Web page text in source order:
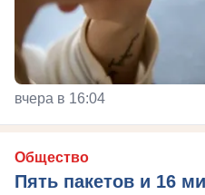
вчера в 16:04
Общество
Пять пакетов и 16